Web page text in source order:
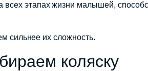
этапах жизни малышей,
сильнее их сложность.
коляску